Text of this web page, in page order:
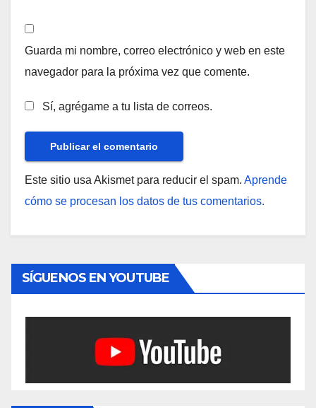
Guarda mi nombre, correo electrónico y web en este
navegador para la próxima vez que comente.
Sí, agrégame a tu lista de correos.
Este sitio usa Akismet para reducir el spam. Aprende
cómo se procesan los datos de tus comentarios.
SÍGUENOS EN YOUTUBE